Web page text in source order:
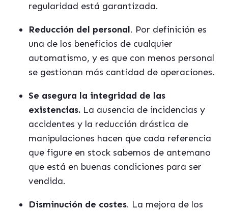
regularidad está garantizada.
Reducción del personal. Por definición es
una de los beneficios de cualquier
automatismo, y es que con menos personal
se gestionan más cantidad de operaciones.
Se asegura la integridad de las
existencias. La ausencia de incidencias y
accidentes y la reducción drástica de
manipulaciones hacen que cada referencia
que figure en stock sabemos de antemano
que está en buenas condiciones para ser
vendida.
Disminución de costes. La mejora de los